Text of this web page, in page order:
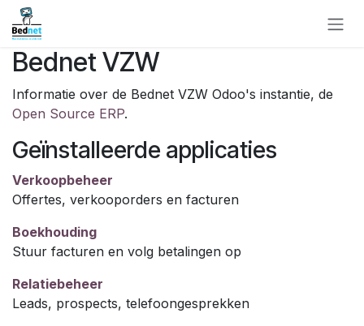
Overslaan naar inhoud
Bednet VZW
Informatie over de Bednet VZW Odoo's instantie, de
Open Source ERP.
Geïnstalleerde applicaties
Verkoopbeheer
Offertes, verkooporders en facturen
Boekhouding
Stuur facturen en volg betalingen op
Relatiebeheer
Leads, prospects, telefoongesprekken